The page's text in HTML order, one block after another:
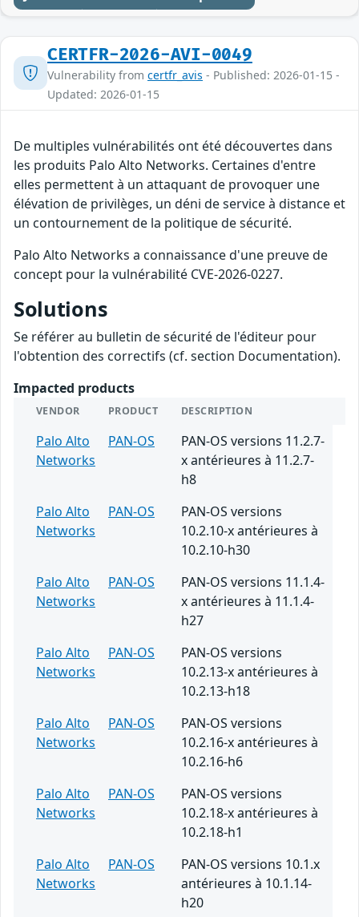
CERTFR-2026-AVI-0049
Vulnerability from certfr_avis - Published: 2026-01-15 -
Updated: 2026-01-15
De multiples vulnérabilités ont été découvertes dans
les produits Palo Alto Networks. Certaines d'entre
elles permettent à un attaquant de provoquer une
élévation de privilèges, un déni de service à distance et
un contournement de la politique de sécurité.
Palo Alto Networks a connaissance d'une preuve de
concept pour la vulnérabilité CVE-2026-0227.
Solutions
Se référer au bulletin de sécurité de l'éditeur pour
l'obtention des correctifs (cf. section Documentation).
Impacted products
VENDOR PRODUCT DESCRIPTION
Palo Alto
Networks
PAN-OS
PAN-OS versions 11.2.7-
x antérieures à 11.2.7-
h8
Palo Alto
Networks
PAN-OS
PAN-OS versions
10.2.10-x antérieures à
10.2.10-h30
Palo Alto
Networks
PAN-OS
PAN-OS versions 11.1.4-
x antérieures à 11.1.4-
h27
Palo Alto
Networks
PAN-OS
PAN-OS versions
10.2.13-x antérieures à
10.2.13-h18
Palo Alto
Networks
PAN-OS
PAN-OS versions
10.2.16-x antérieures à
10.2.16-h6
Palo Alto
Networks
PAN-OS
PAN-OS versions
10.2.18-x antérieures à
10.2.18-h1
Palo Alto
Networks
PAN-OS
PAN-OS versions 10.1.x
antérieures à 10.1.14-
h20